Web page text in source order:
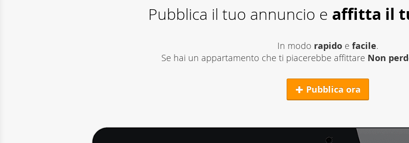
Pubblica il tuo annuncio e affitta il
In modo rapidoe facile.
Se hai un appartamento che ti piacerebbe affittare Non
Pubblica ora